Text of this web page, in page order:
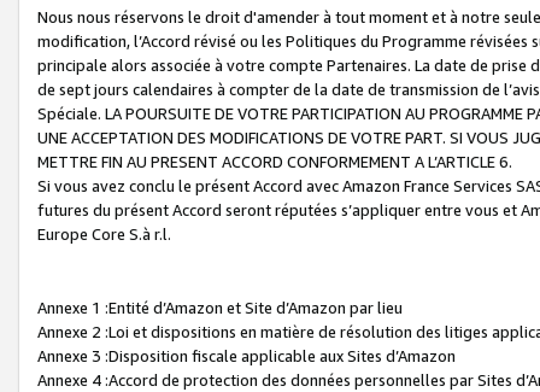
Nous nous réservons le droit d'amender à tout moment et à notre
modification, l’Accord révisé ou les Politiques du Programme
principale alors associée à votre compte Partenaires. La date de
de sept jours calendaires à compter de la date de transmission de
Spéciale. LA POURSUITE DE VOTRE PARTICIPATION AU PROGRAMME
UNE ACCEPTATION DES MODIFICATIONS DE VOTRE PART. SI VOUS
METTRE FIN AU PRESENT ACCORD CONFORMEMENT A L’ARTICLE 6.
Si vous avez conclu le présent Accord avec Amazon France Services
futures du présent Accord seront réputées s’appliquer entre vous et
Europe Core S.à r.l.
Annexe 1 :Entité d’Amazon et Site d’Amazon par lieu
Annexe 2 :Loi et dispositions en matière de résolution des litiges
Annexe 3 :Disposition fiscale applicable aux Sites d’Amazon
Annexe 4 :Accord de protection des données personnelles par Sites